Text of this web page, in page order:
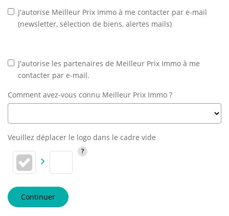
J'autorise Meilleur Prix Immo à me contacter par e-mail
(newsletter, sélection de biens, alertes mails)
J'autorise les partenaires de Meilleur Prix Immo à me
contacter par e-mail.
Comment avez-vous connu Meilleur Prix Immo ?
Veuillez déplacer le logo dans le cadre vide
Continuer